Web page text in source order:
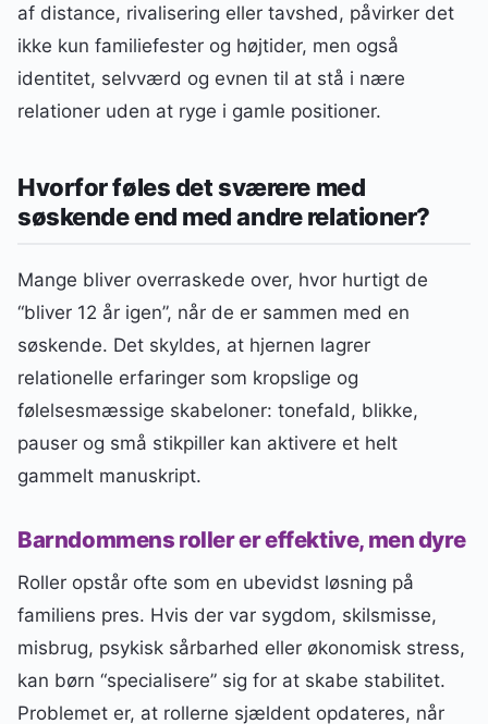
af distance, rivalisering eller tavshed, påvirker det
ikke kun familiefester og højtider, men også
identitet, selvværd og evnen til at stå i nære
relationer uden at ryge i gamle positioner.
Hvorfor føles det sværere med
søskende end med andre relationer?
Mange bliver overraskede over, hvor hurtigt de
“bliver 12 år igen”, når de er sammen med en
søskende. Det skyldes, at hjernen lagrer
relationelle erfaringer som kropslige og
følelsesmæssige skabeloner: tonefald, blikke,
pauser og små stikpiller kan aktivere et helt
gammelt manuskript.
Barndommens roller er effektive, men dyre
Roller opstår ofte som en ubevidst løsning på
familiens pres. Hvis der var sygdom, skilsmisse,
misbrug, psykisk sårbarhed eller økonomisk stress,
kan børn “specialisere” sig for at skabe stabilitet.
Problemet er, at rollerne sjældent opdateres, når